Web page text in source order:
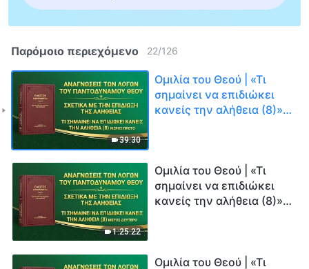
Παρόμοιο περιεχόμενο 22/126
39:30
Ομιλία του Θεού | «Τι
σημαίνει να επιδιώκει
κανείς την αλήθεια (8)»
1:25:22
Ομιλία του Θεού | «Τι
σημαίνει να επιδιώκει
κανείς την αλήθεια (8)»
Ομιλία του Θεού | «Τι